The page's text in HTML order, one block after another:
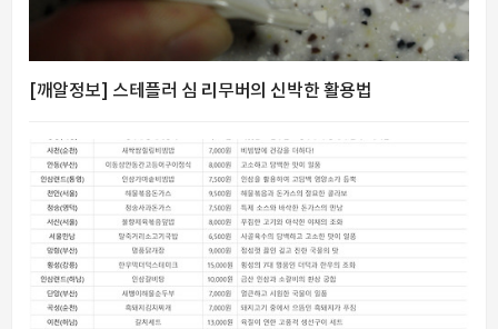
[깨알정보] 스테플러 심 리무버의 신박한 활용법